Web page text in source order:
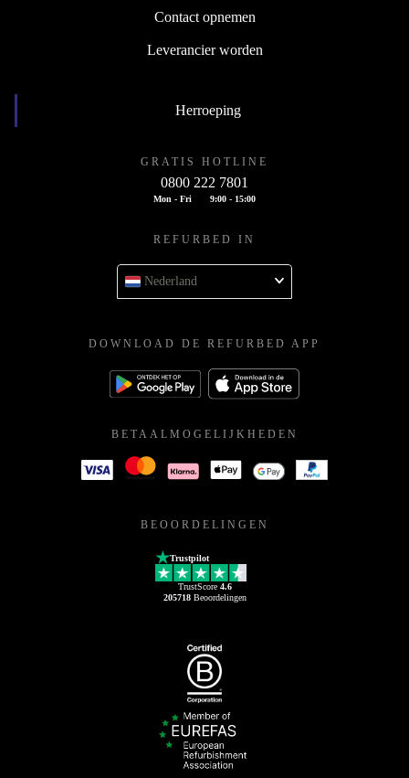
Contact opnemen
Leverancier worden
Herroeping
GRATIS HOTLINE
0800 222 7801
Mon - Fri 9:00 - 15:00
REFURBED IN
Nederland
DOWNLOAD DE REFURBED APP
BETAALMOGELIJKHEDEN
BEOORDELINGEN
Trustpilot
TrustScore 4.6
205718Beoordelingen